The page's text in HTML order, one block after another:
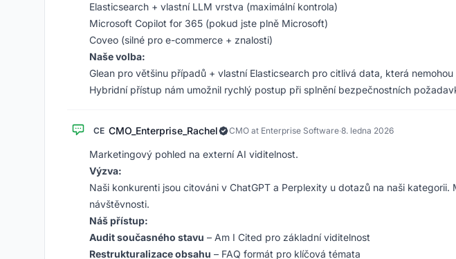
Elasticsearch + vlastní LLM vrstva (maximální kontrola)
Microsoft Copilot for 365 (pokud jste plně Microsoft)
Coveo (silné pro e-commerce + znalosti)
Naše volba:
Glean pro většinu případů + vlastní Elasticsearch pro citlivá data, která
Hybridní přístup nám umožnil rychlý postup při splnění bezpečnostních
CE CMO_Enterprise_Rachel CMO at Enterprise Software·8. ledna 2026
Marketingový pohled na externí AI viditelnost.
Výzva:
Naši konkurenti jsou citováni v ChatGPT a Perplexity u dotazů na naši kategorii.
návštěvnosti.
Náš přístup:
Audit současného stavu – Am I Cited pro základní viditelnost
Restrukturalizace obsahu – FAQ formát pro klíčová témata